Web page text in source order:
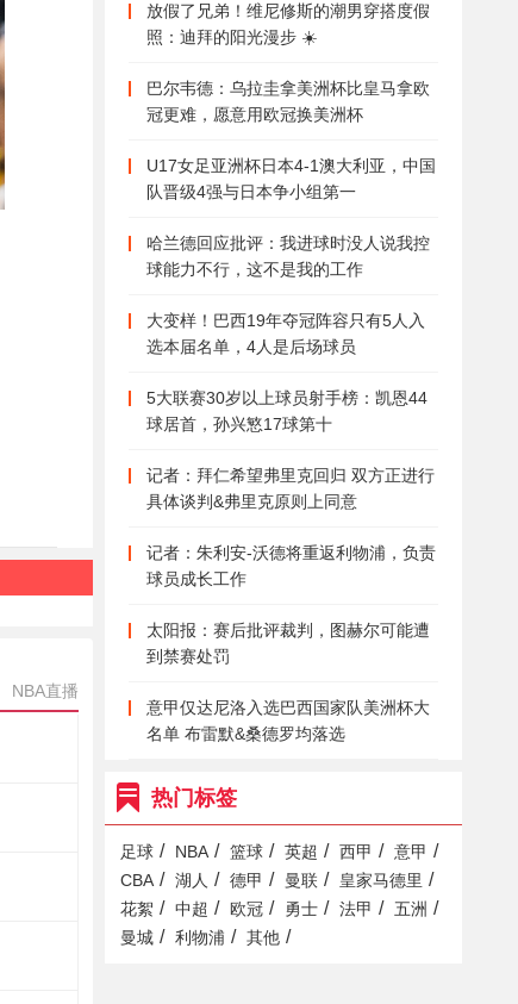
NBA直播
放假了兄弟！维尼修斯的潮男穿搭度假
照：迪拜的阳光漫步 ☀️
巴尔韦德：乌拉圭拿美洲杯比皇马拿欧
冠更难，愿意用欧冠换美洲杯
U17女足亚洲杯日本4-1澳大利亚，中国
队晋级4强与日本争小组第一
哈兰德回应批评：我进球时没人说我控
球能力不行，这不是我的工作
大变样！巴西19年夺冠阵容只有5人入
选本届名单，4人是后场球员
5大联赛30岁以上球员射手榜：凯恩44
球居首，孙兴慜17球第十
记者：拜仁希望弗里克回归 双方正进行
具体谈判&弗里克原则上同意
记者：朱利安-沃德将重返利物浦，负责
球员成长工作
太阳报：赛后批评裁判，图赫尔可能遭
到禁赛处罚
意甲仅达尼洛入选巴西国家队美洲杯大
名单 布雷默&桑德罗均落选
热门标签
足球 / NBA / 篮球 / 英超 / 西甲 / 意甲 /
CBA / 湖人 / 德甲 / 曼联 / 皇家马德里 /
花絮 / 中超 / 欧冠 / 勇士 / 法甲 / 五洲 /
曼城 / 利物浦 / 其他 /